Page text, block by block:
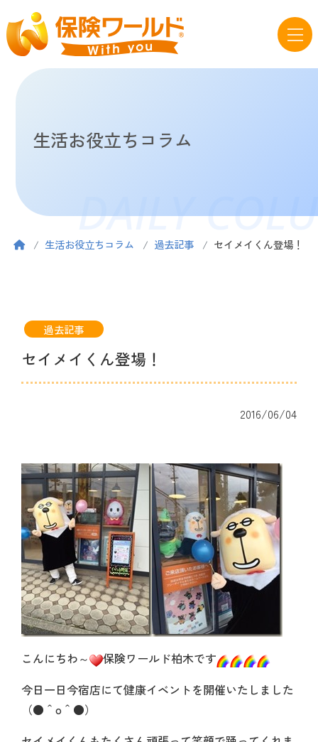
生活お役立ちコラム
DAILY
生活お役立ちコラム 過去記事 セイメイくん登場！
過去記事
セイメイくん登場！
2016/06/04
こんにちわ～
保険ワールド柏木です
今日一日今宿店にて健康イベントを開催いたしました
（●＾o＾●）